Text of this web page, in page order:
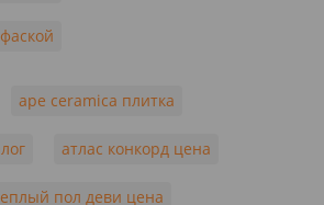
ape ceramica плитка
атлас конкорд цена
пол деви цена